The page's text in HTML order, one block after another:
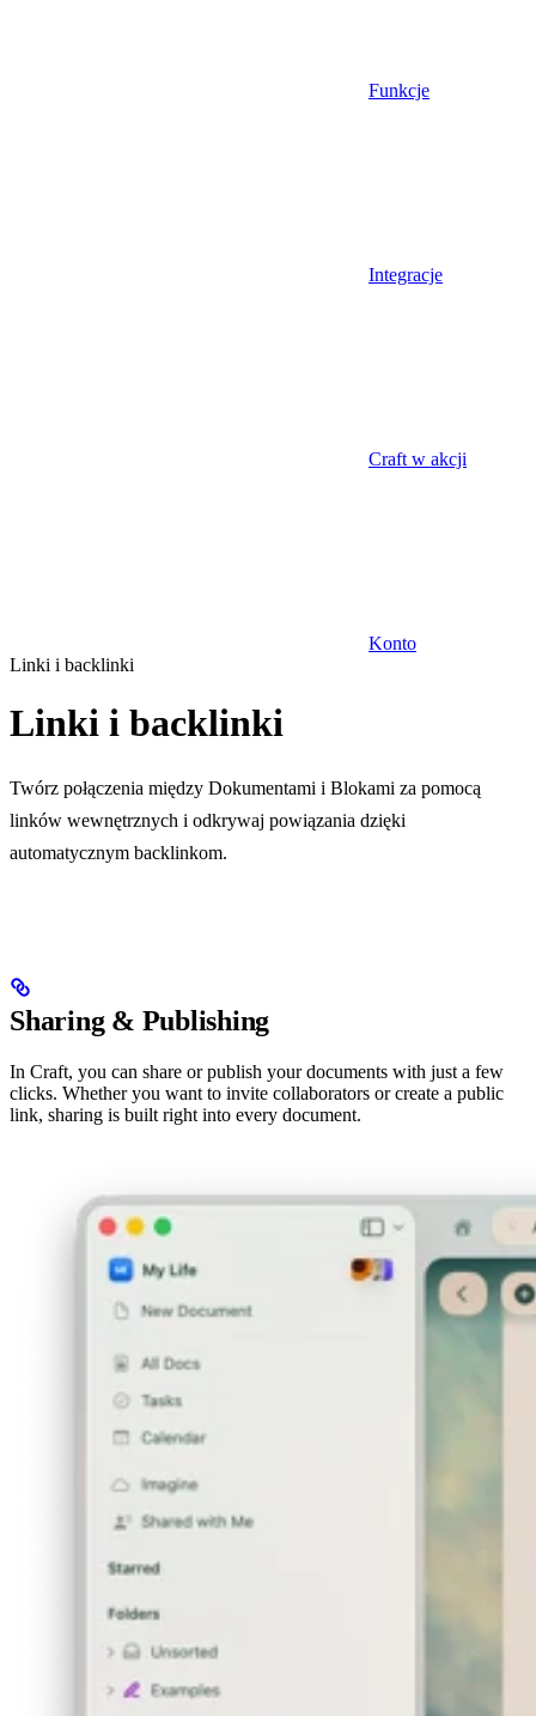
Funkcje
Integracje
Craft w akcji
Konto
Linki i backlinki
Linki i backlinki
Twórz połączenia między Dokumentami i Blokami za pomocą
linków wewnętrznych i odkrywaj powiązania dzięki
automatycznym backlinkom.
Sharing & Publishing
In Craft, you can share or publish your documents with just a few
clicks. Whether you want to invite collaborators or create a public
link, sharing is built right into every document.